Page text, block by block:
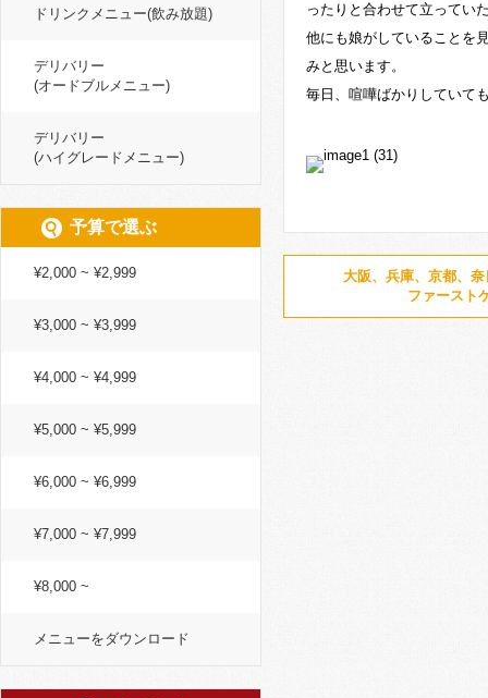
ったりと合わせて立ってい
他にも娘がしていることを
みと思います。
毎日、 喧嘩ばかりしていて
大阪、兵庫、京都、
ファースト
ドリンクメニュー(飲み放題)
デリバリー
(オードブルメニュー)
デリバリー
(ハイグレードメニュー)
予算で選ぶ
¥2,000 ~ ¥2,999
¥3,000 ~ ¥3,999
¥4,000 ~ ¥4,999
¥5,000 ~ ¥5,999
¥6,000 ~ ¥6,999
¥7,000 ~ ¥7,999
¥8,000 ~
メニューをダウンロード